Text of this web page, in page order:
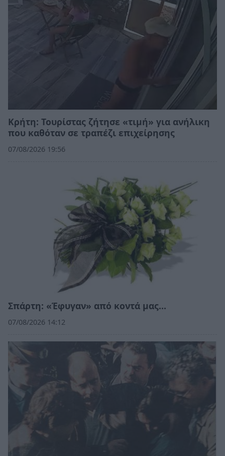
Κρήτη: Τουρίστας ζήτησε «τιμή» για ανήλικη
που καθόταν σε τραπέζι επιχείρησης
07/08/2026 19:56
Σπάρτη: «Έφυγαν» από κοντά μας…
07/08/2026 14:12